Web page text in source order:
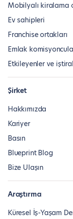
Mobilyalı kiralama
Ev sahipleri
Franchise ortakları
Emlak
Etkileyenler ve
Şirket
Hakkımızda
Kariyer
Basın
Blueprint Blog
Bize Ulaşın
Araştırma
Küresel İş-Yaşam